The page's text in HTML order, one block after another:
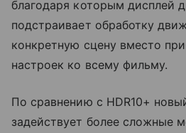
благодаря которым дисплей
подстраивает обработку
конкретную сцену вместо
настроек ко всему фильму.
По сравнению с HDR10+
задействует более сложные